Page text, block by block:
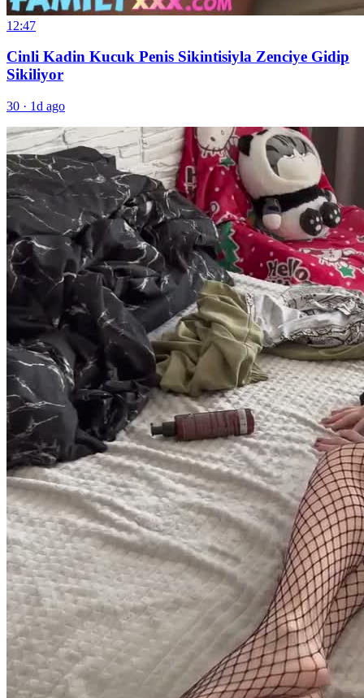
12:47
Cinli Kadin Kucuk Penis Sikintisiyla Zenciye Gidip
Sikiliyor
30 · 1d ago